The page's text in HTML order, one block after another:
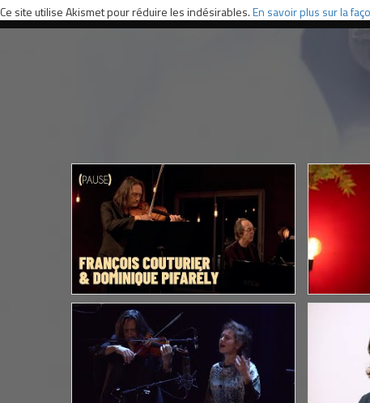
Ce site utilise Akismet pour réduire les indésirables.En savoir plus sur la